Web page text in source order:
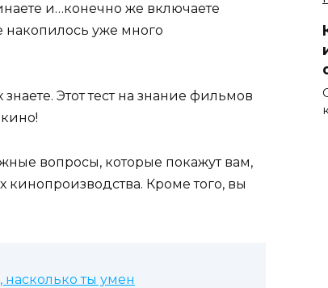
и…конечно же включаете
накопилось уже много
Этот тест на знание фильмов
вопросы, которые покажут вам,
кинопроизводства. Кроме того, вы
насколько ты умен